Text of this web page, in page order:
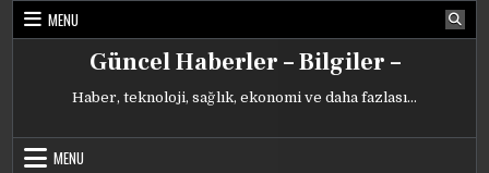
Skip
MENU
Güncel Haberler – Bilgiler –
Haber, teknoloji, sağlık, ekonomi ve daha fazlası…
MENU